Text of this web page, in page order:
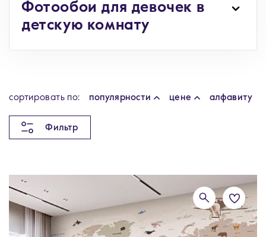
Фотообои для девочек в
детскую комнату
cортировать по: популярности цене алфавиту
Фильтр